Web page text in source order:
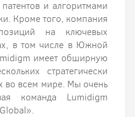
и алгоритмами
Кроме того, компания
на ключевых
в том числе в Южной
имеет обширную
стратегически
во всем мире. Мы очень
команда Lumidigm